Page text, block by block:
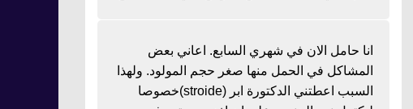
انا حامل الان في شهري السابع. اعاني بعض
المشاكل في الحمل منها صغر حجم المولود. ولهذا
السبب اعطتني الدكتورة ابر (stroide)خصوصا